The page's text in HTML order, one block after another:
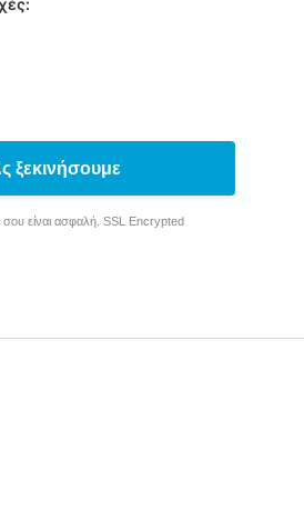
ξεκινήσουμε
σου είναι ασφαλή. SSL Encrypted